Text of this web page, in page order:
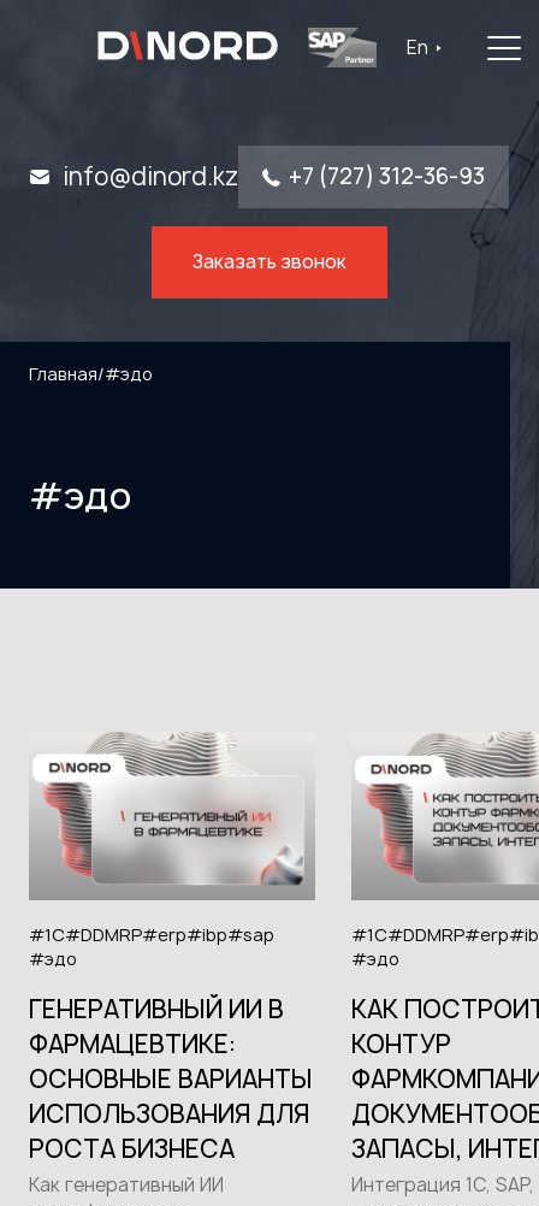
En
info@dinord.kz +7 (727) 312-36-93
Заказать звонок
Главная/#эдо
#эдо
#1С#DDMRP#erp#ibp#sap
#эдо
ГЕНЕРАТИВНЫЙ ИИ В
ФАРМАЦЕВТИКЕ:
ОСНОВНЫЕ ВАРИАНТЫ
ИСПОЛЬЗОВАНИЯ ДЛЯ
РОСТА БИЗНЕСА
Как генеративный ИИ
#1С#DDMRP#erp
#эдо
КАК
КОНТУР
ЗАПАСЫ,
Интеграция 1С,
Главная
Каталог ПО
Отрасли
Контакты